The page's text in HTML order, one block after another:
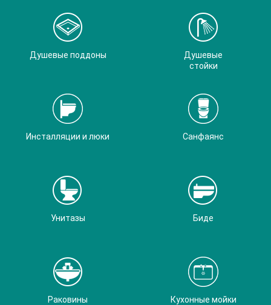
Душевые поддоны
Душевые
стойки
Инсталляции и люки Санфаянс
Унитазы Биде
Раковины Кухонные мойки